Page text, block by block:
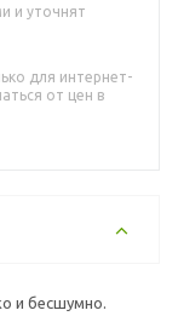
и уточнят
для интернет-
от цен в
и бесшумно.